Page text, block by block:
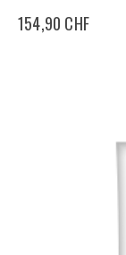
154,90 CHF